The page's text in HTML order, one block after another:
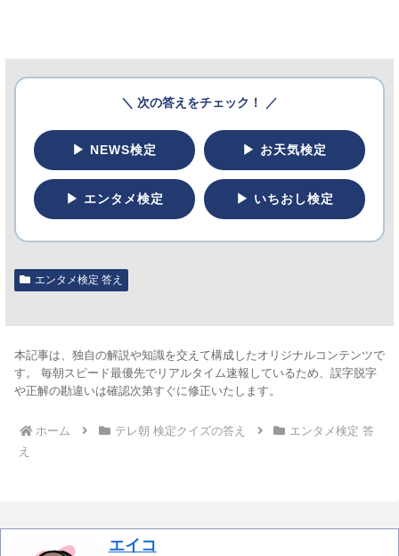
＼ 次の答えをチェック！ ／
▶ NEWS検定 ▶ お天気検定
▶ エンタメ検定 ▶ いちおし検定
エンタメ検定 答え
本記事は、独自の解説や知識を交えて構成したオリジナルコンテンツで
す。 毎朝スピード最優先でリアルタイム速報しているため、誤字脱字
や正解の勘違いは確認次第すぐに修正いたします。
ホーム テレ朝 検定クイズの答え
エンタメ検定 答
え
エイコ